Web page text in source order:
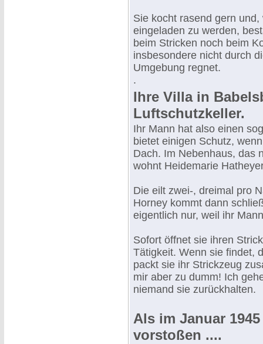
Sie kocht rasend gern
eingeladen zu werden,
beim Stricken noch beim
insbesondere nicht durch
Umgebung regnet.
.
Ihre Villa in
Luftschutzkeller.
Ihr Mann hat also einen
bietet einigen Schutz,
Dach. Im Nebenhaus, das
wohnt Heidemarie
Die eilt zwei-, dreimal pro
Horney kommt dann
eigentlich nur, weil ihr
Sofort öffnet sie ihren
Tätigkeit. Wenn sie findet,
packt sie ihr Strickzeug
mir aber zu dumm! Ich
niemand sie zurückhalten.
Als im Januar
vorstoßen ....